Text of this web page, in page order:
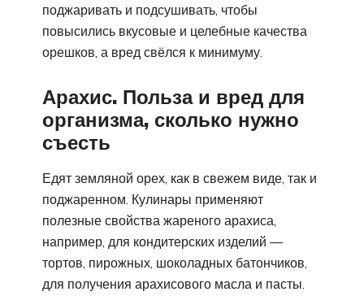
поджаривать и подсушивать, чтобы
повысились вкусовые и целебные качества
орешков, а вред свёлся к минимуму.
Арахис. Польза и вред для
организма, сколько нужно
съесть
Едят земляной орех, как в свежем виде, так и
поджаренном. Кулинары применяют
полезные свойства жареного арахиса,
например, для кондитерских изделий —
тортов, пирожных, шоколадных батончиков,
для получения арахисового масла и пасты.